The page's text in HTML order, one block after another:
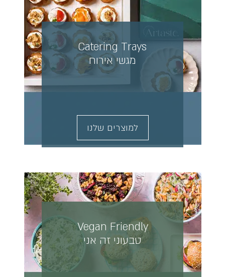
Catering Trays
מגשי אירוח
למוצרים שלנו
Vegan Friendly
טבעוני זה אני